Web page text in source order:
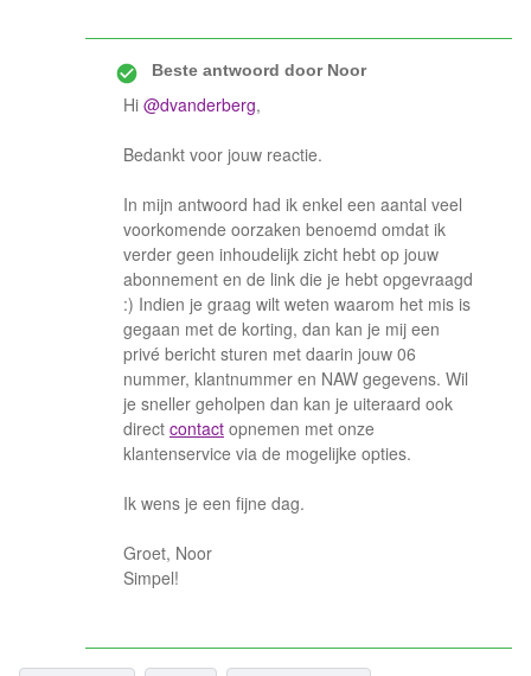
Beste antwoord doorNoor
Hi @dvanderberg,
Bedankt voor jouw reactie.
In mijn antwoord had ik enkel een aantal veel
voorkomende oorzaken benoemd omdat ik
verder geen inhoudelijk zicht hebt op jouw
abonnement en de link die je hebt opgevraagd
:) Indien je graag wilt weten waarom het mis is
gegaan met de korting, dan kan je mij een
privé bericht sturen met daarin jouw 06
nummer, klantnummer en NAW gegevens. Wil
je sneller geholpen dan kan je uiteraard ook
direct contact opnemen met onze
klantenservice via de mogelijke opties.
Ik wens je een fijne dag.
Groet, Noor
Simpel!